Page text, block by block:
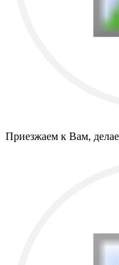
Приезжаем к Вам,